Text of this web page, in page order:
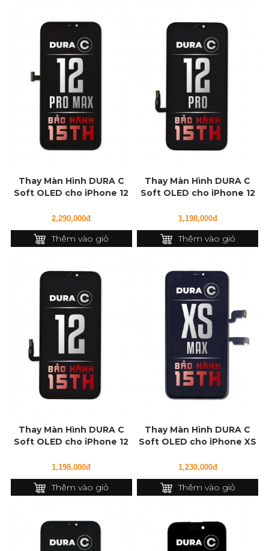
Thay Màn Hình DURA C
Soft OLED cho iPhone 12
2,290,000đ
Thêm vào giỏ
Thay Màn Hình DURA C
Soft OLED cho iPhone 12
1,198,000đ
Thêm vào giỏ
Thay Màn Hình DURA C
Soft OLED cho iPhone 12
1,198,000đ
Thêm vào giỏ
Thay Màn Hình DURA C
Soft OLED cho iPhone XS
1,230,000đ
Thêm vào giỏ